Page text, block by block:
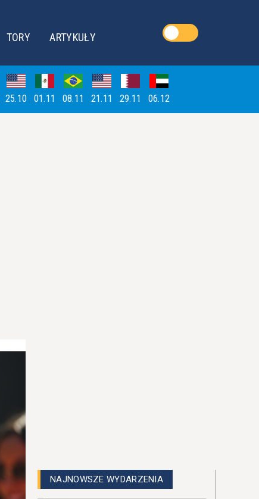
TORY ARTYKUŁY
25.10 01.11 08.11 21.11 29.11 06.12
NAJNOWSZE WYDARZENIA